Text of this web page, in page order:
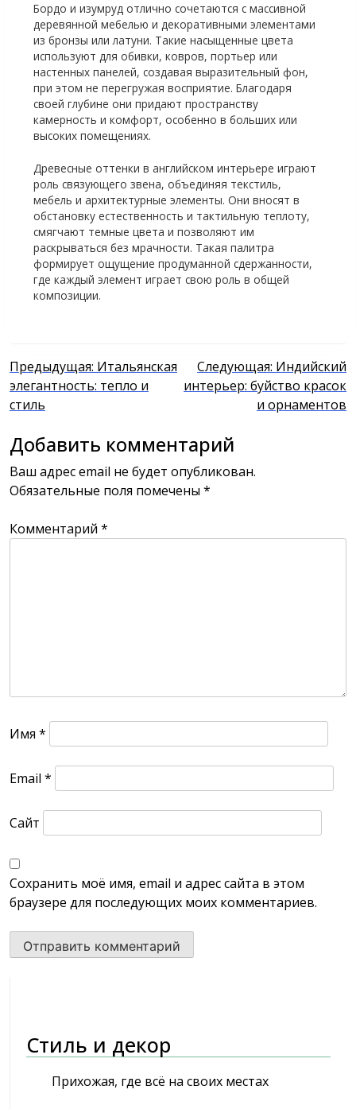
Бордо и изумруд отлично сочетаются с массивной
деревянной мебелью и декоративными элементами
из бронзы или латуни. Такие насыщенные цвета
используют для обивки, ковров, портьер или
настенных панелей, создавая выразительный фон,
при этом не перегружая восприятие. Благодаря
своей глубине они придают пространству
камерность и комфорт, особенно в больших или
высоких помещениях.
Древесные оттенки в английском интерьере играют
роль связующего звена, объединяя текстиль,
мебель и архитектурные элементы. Они вносят в
обстановку естественность и тактильную теплоту,
смягчают темные цвета и позволяют им
раскрываться без мрачности. Такая палитра
формирует ощущение продуманной сдержанности,
где каждый элемент играет свою роль в общей
композиции.
Навигация
по
записям
Предыдущая: Итальянская
элегантность: тепло и
стиль
Следующая: Индийский
интерьер: буйство красок
и орнаментов
Добавить комментарий
Ваш адрес email не будет опубликован.
Обязательные поля помечены *
Комментарий *
Имя *
Email *
Сайт
Сохранить моё имя, email и адрес сайта в этом
браузере для последующих моих комментариев.
Стиль и декор
Прихожая, где всё на своих местах